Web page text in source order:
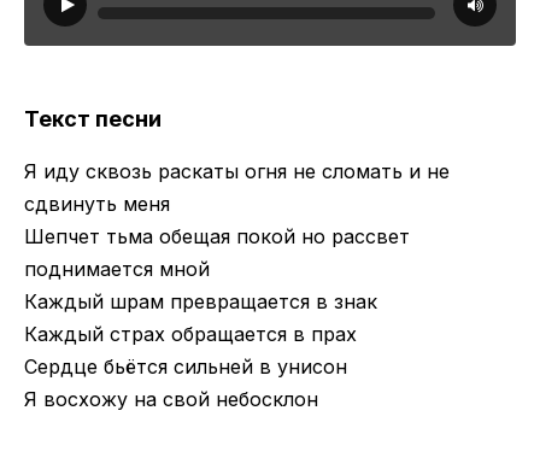
Текст песни
Я иду сквозь раскаты огня не сломать и не
сдвинуть меня
Шепчет тьма обещая покой но рассвет
поднимается мной
Каждый шрам превращается в знак
Каждый страх обращается в прах
Сердце бьётся сильней в унисон
Я восхожу на свой небосклон